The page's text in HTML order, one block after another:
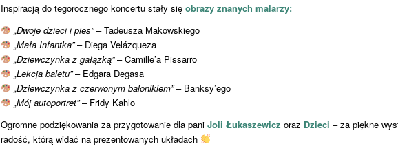
Inspiracją do tegorocznego koncertu stały się obrazy znanych malarzy:
„Dwoje dzieci i pies”– Tadeusza Makowskiego
„Mała Infantka”– Diega Velázqueza
„Dziewczynka z gałązką”– Camille’a Pissarro
„Lekcja baletu”– Edgara Degasa
„Dziewczynka z czerwonym balonikiem”– Banksy’ego
„Mój autoportret”– Fridy Kahlo
Ogromne podziękowania za przygotowanie dla pani Joli Łukaszewicz oraz Dzieci – za piękne
radość, którą widać na prezentowanych układach